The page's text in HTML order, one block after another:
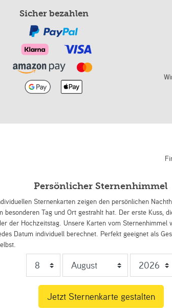
Sicher bezahlen
Persönlicher Sternenhimmel
Sternenkarten zeigen den persönlichen
besonderen Tag und Ort gestrahlt hat. Der erste Kuss,
der Hochzeitstag. Unsere Karten vom Sternenhimmel
Datum individuell berechnet. Perfekt geeignet als